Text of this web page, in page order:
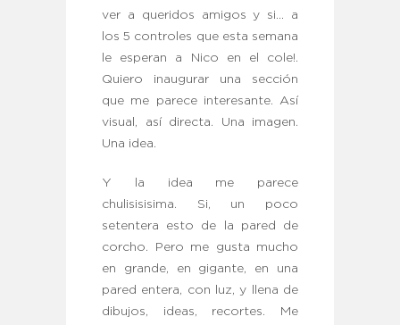
ver a queridos amigos y si… a
los 5 controles que esta semana
le esperan a Nico en el cole!.
Quiero inaugurar una sección
que me parece interesante. Así
visual, así directa. Una imagen.
Una idea.
Y la idea me parece
chulisisisima. Si, un poco
setentera esto de la pared de
corcho. Pero me gusta mucho
en grande, en gigante, en una
pared entera, con luz, y llena de
dibujos, ideas, recortes. Me